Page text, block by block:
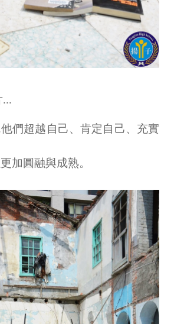
們超越自己、肯定自己、充實
加圓融與成熟。